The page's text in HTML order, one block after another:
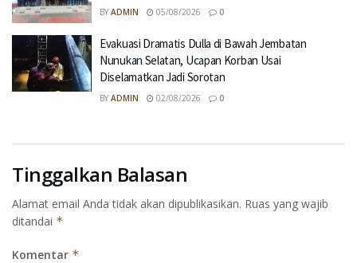
BY ADMIN 05/08/2026 0
Evakuasi Dramatis Dulla di Bawah Jembatan
Nunukan Selatan, Ucapan Korban Usai
Diselamatkan Jadi Sorotan
BY ADMIN 02/08/2026 0
Tinggalkan Balasan
Alamat email Anda tidak akan dipublikasikan. Ruas yang wajib
ditandai *
Komentar *